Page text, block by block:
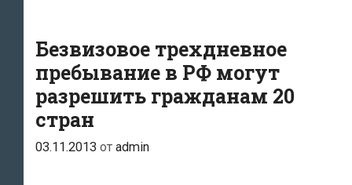
Безвизовое трехдневное
пребывание в РФ могут
разрешить гражданам 20
стран
03.11.2013 от admin